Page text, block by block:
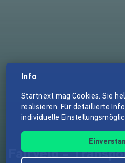
Fairvelo -
Info
Startnext mag Cookies. Sie
realisieren. Für detaillierte
individuelle